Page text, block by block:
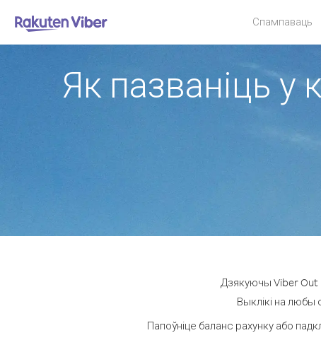
Спампаваць
Як пазваніць у
Дзякуючы Viber Out
Выклікі на любы
Папоўніце баланс рахунку або